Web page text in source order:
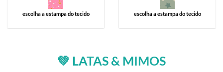
escolha a estampa do tecido escolha a estampa do tecido
💚 LATAS & MIMOS